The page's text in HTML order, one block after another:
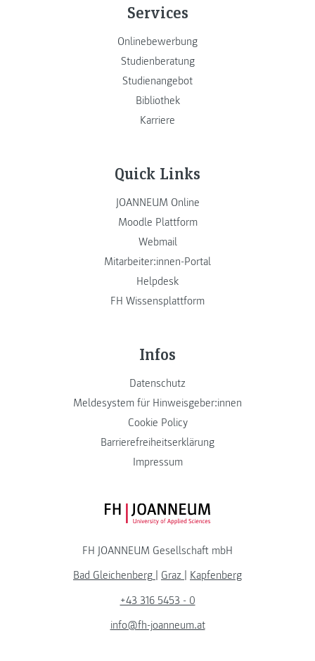
Services
Onlinebewerbung
Studienberatung
Studienangebot
Bibliothek
Karriere
Quick Links
JOANNEUM Online
Moodle Plattform
Webmail
Mitarbeiter:innen-Portal
Helpdesk
FH Wissensplattform
Infos
Datenschutz
Meldesystem für Hinweisgeber:innen
Cookie Policy
Barrierefreiheitserklärung
Impressum
FH JOANNEUM Logo
FH JOANNEUM Gesellschaft mbH
Bad Gleichenberg
Graz
Kapfenberg
+43 316 5453 - 0
info@fh-joanneum.at